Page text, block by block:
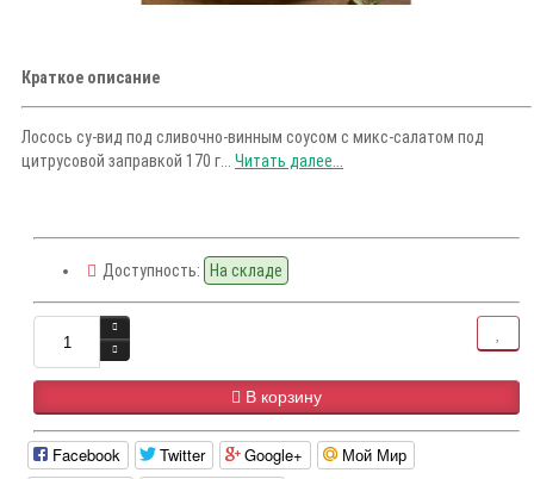
Краткое описание
Лосось су-вид под сливочно-винным соусом с микс-салатом под
цитрусовой заправкой 170 г... Читать далее...
Доступность: На складе
В корзину
Facebook Twitter Google+ Мой Мир